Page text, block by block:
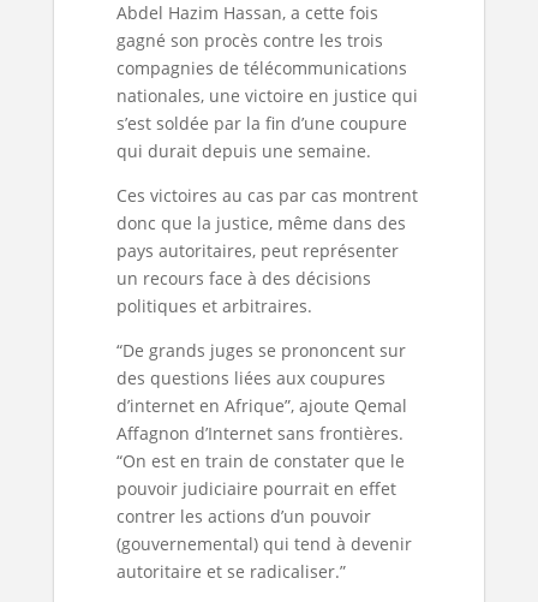
Abdel Hazim Hassan, a cette fois
gagné son procès contre les trois
compagnies de télécommunications
nationales, une victoire en justice qui
s’est soldée par la fin d’une coupure
qui durait depuis une semaine.
Ces victoires au cas par cas montrent
donc que la justice, même dans des
pays autoritaires, peut représenter
un recours face à des décisions
politiques et arbitraires.
“De grands juges se prononcent sur
des questions liées aux coupures
d’internet en Afrique”, ajoute Qemal
Affagnon d’Internet sans frontières.
“On est en train de constater que le
pouvoir judiciaire pourrait en effet
contrer les actions d’un pouvoir
(gouvernemental) qui tend à devenir
autoritaire et se radicaliser.”